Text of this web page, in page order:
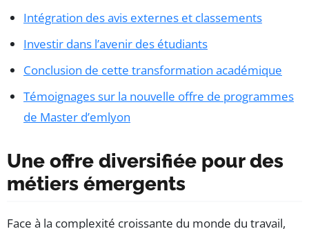
Intégration des avis externes et classements
Investir dans l’avenir des étudiants
Conclusion de cette transformation académique
Témoignages sur la nouvelle offre de programmes
de Master d’emlyon
Une offre diversifiée pour des
métiers émergents
Face à la complexité croissante du monde du travail,